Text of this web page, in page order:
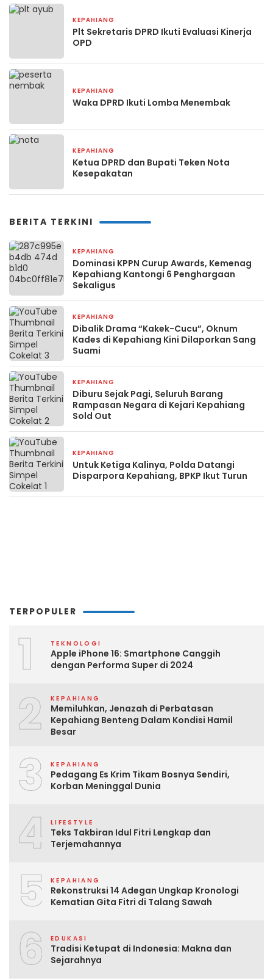
KEPAHIANG
Plt Sekretaris DPRD Ikuti Evaluasi Kinerja
OPD
KEPAHIANG
Waka DPRD Ikuti Lomba Menembak
KEPAHIANG
Ketua DPRD dan Bupati Teken Nota
Kesepakatan
BERITA TERKINI
KEPAHIANG
Dominasi KPPN Curup Awards, Kemenag
Kepahiang Kantongi 6 Penghargaan
Sekaligus
KEPAHIANG
Dibalik Drama “Kakek-Cucu”, Oknum
Kades di Kepahiang Kini Dilaporkan Sang
Suami
KEPAHIANG
Diburu Sejak Pagi, Seluruh Barang
Rampasan Negara di Kejari Kepahiang
Sold Out
KEPAHIANG
Untuk Ketiga Kalinya, Polda Datangi
Disparpora Kepahiang, BPKP Ikut Turun
TERPOPULER
1 TEKNOLOGI
Apple iPhone 16: Smartphone Canggih
dengan Performa Super di 2024
2 KEPAHIANG
Memiluhkan, Jenazah di Perbatasan
Kepahiang Benteng Dalam Kondisi Hamil
Besar
3 KEPAHIANG
Pedagang Es Krim Tikam Bosnya Sendiri,
Korban Meninggal Dunia
4 LIFESTYLE
Teks Takbiran Idul Fitri Lengkap dan
Terjemahannya
5 KEPAHIANG
Rekonstruksi 14 Adegan Ungkap Kronologi
Kematian Gita Fitri di Talang Sawah
6 EDUKASI
Tradisi Ketupat di Indonesia: Makna dan
Sejarahnya